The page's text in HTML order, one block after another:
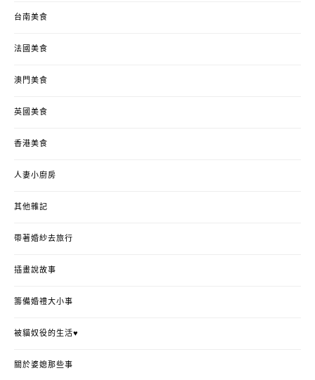
台南美食
法國美食
澳門美食
英國美食
香港美食
人妻小廚房
其他雜記
帶著婚紗去旅行
插畫說故事
籌備婚禮大小事
被貓奴役的生活♥
關於婆媳那些事